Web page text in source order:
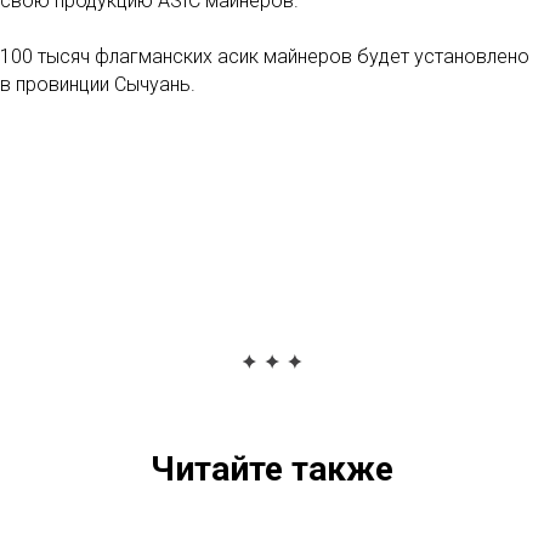
100 тысяч флагманских асик майнеров будет установлено
в провинции Сычуань.
Читайте также